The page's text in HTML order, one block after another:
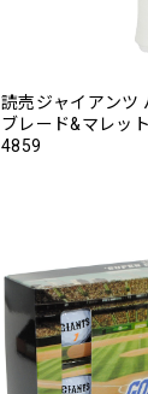
読売ジャイアンツ
ブレード&マレッ
4859